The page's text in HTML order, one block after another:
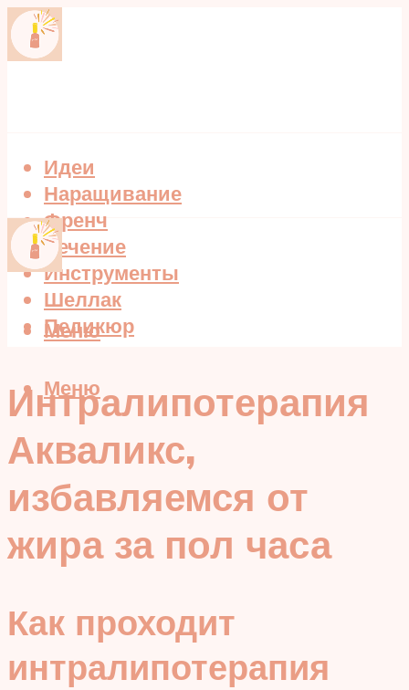
Идеи
Наращивание
Френч
Лечение
Инструменты
Шеллак
Педикюр
Меню
Меню
Интралипотерапия
Акваликс,
избавляемся от
жира за пол часа
Как проходит
интралипотерапия